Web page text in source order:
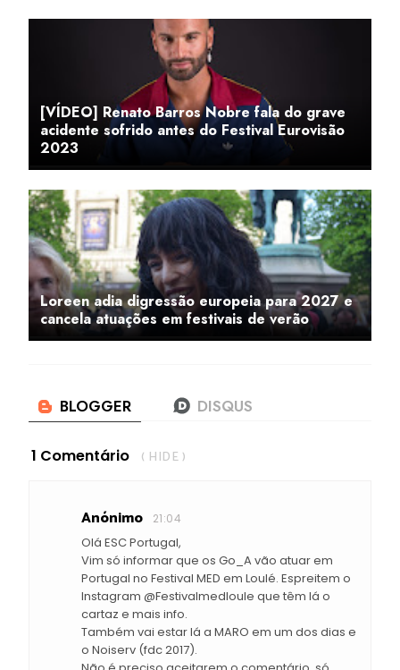
[VÍDEO] Renato Barros Nobre fala do grave
acidente sofrido antes do Festival Eurovisão
2023
Loreen adia digressão europeia para 2027 e
cancela atuações em festivais de verão
1 Comentário ( HIDE )
Anónimo 21:04
Olá ESC Portugal,
Vim só informar que os Go_A vão atuar em
Portugal no Festival MED em Loulé. Espreitem o
Instagram @Festivalmedloule que têm lá o
cartaz e mais info.
Também vai estar lá a MARO em um dos dias e
o Noiserv (fdc 2017).